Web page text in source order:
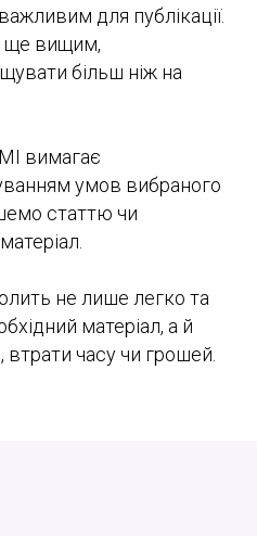
для публікації.
ще вищим,
більш ніж на
вимагає
умов вибраного
статтю чи
не лише легко та
матеріал, а й
часу чи грошей.